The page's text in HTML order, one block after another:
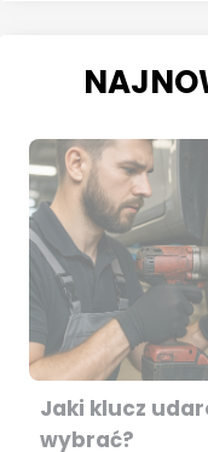
Jaki klucz
wybrać?